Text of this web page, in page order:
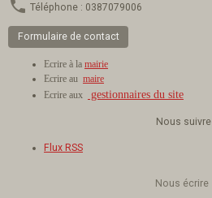
Téléphone : 0387079006
Formulaire de contact
Nous écrire
Ecrire à la mairie
Ecrire au maire
Ecrire aux
gestionnaires du site
Nous suivre
Flux RSS